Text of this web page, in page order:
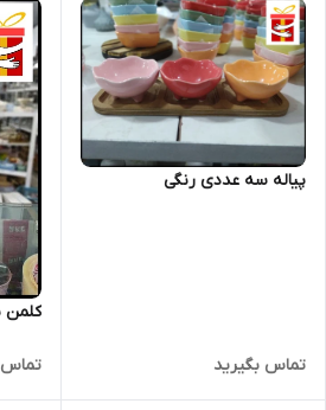
پیاله سه عددی رنگی
تماس بگیرید
کلمن
تماس